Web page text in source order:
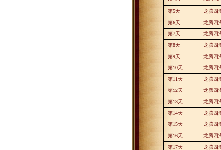
第5天 龙腾四
第6天 龙腾四
第7天 龙腾四
第8天 龙腾四
第9天 龙腾四
第10天 龙腾四
第11天 龙腾四
第12天 龙腾四
第13天 龙腾四
第14天 龙腾四
第15天 龙腾四
第16天 龙腾四
第17天 龙腾四